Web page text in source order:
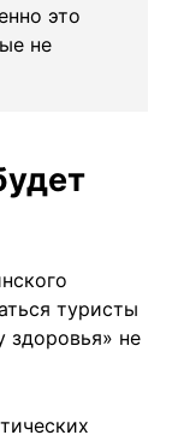
это
не
туристы
здоровья» не